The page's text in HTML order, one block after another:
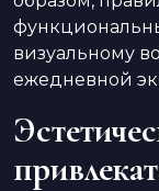
визуальному
ежедневной